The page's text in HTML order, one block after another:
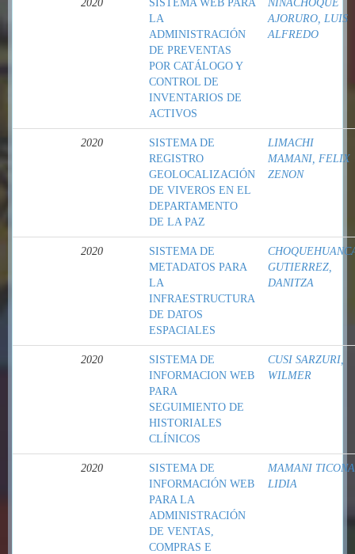
2020
SISTEMA WEB PARA
LA
ADMINISTRACIÓN
DE PREVENTAS
POR CATÁLOGO Y
CONTROL DE
INVENTARIOS DE
ACTIVOS
NINACHOQUE
AJORURO, LUIS
ALFREDO
2020
SISTEMA DE
REGISTRO
GEOLOCALIZACIÓN
DE VIVEROS EN EL
DEPARTAMENTO
DE LA PAZ
LIMACHI
MAMANI, FELIX
ZENON
2020
SISTEMA DE
METADATOS PARA
LA
INFRAESTRUCTURA
DE DATOS
ESPACIALES
GUTIERREZ,
DANITZA
2020
SISTEMA DE
INFORMACION WEB
PARA
SEGUIMIENTO DE
HISTORIALES
CLÍNICOS
CUSI SARZURI,
WILMER
2020
SISTEMA DE
INFORMACIÓN WEB
PARA LA
ADMINISTRACIÓN
DE VENTAS,
COMPRAS E
MAMANI
LIDIA